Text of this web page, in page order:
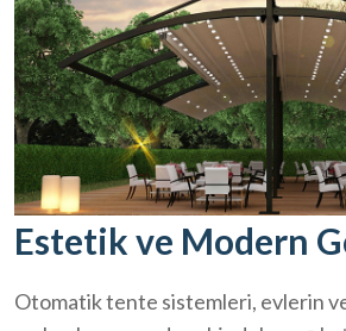
Estetik ve Modern
Otomatik tente sistemleri, evlerin